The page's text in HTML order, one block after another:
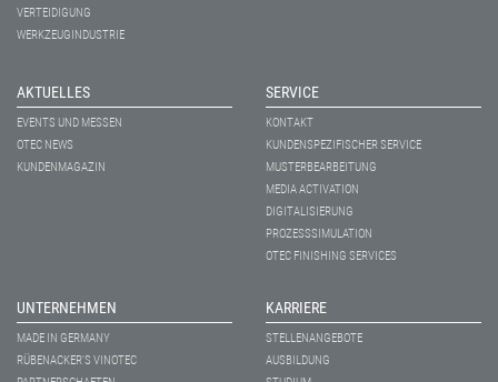
VERTEIDIGUNG
WERKZEUGINDUSTRIE
AKTUELLES
EVENTS UND MESSEN
OTEC NEWS
KUNDENMAGAZIN
SERVICE
KONTAKT
KUNDENSPEZIFISCHER SERVICE
MUSTERBEARBEITUNG
MEDIA ACTIVATION
DIGITALISIERUNG
PROZESSSIMULATION
OTEC FINISHING SERVICES
UNTERNEHMEN
MADE IN GERMANY
RÜBENACKER'S VINOTEC
KARRIERE
STELLENANGEBOTE
AUSBILDUNG